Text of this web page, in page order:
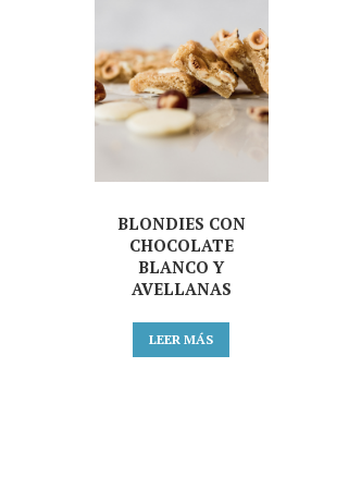
BLONDIES CON
CHOCOLATE
BLANCO Y
AVELLANAS
LEER MÁS